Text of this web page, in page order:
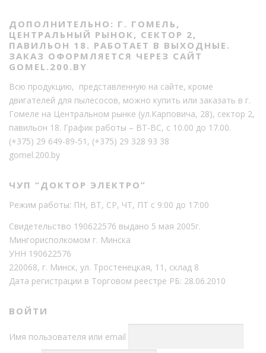
ДОПОЛНИТЕЛЬНО: Г. ГОМЕЛЬ,
ЦЕНТРАЛЬНЫЙ РЫНОК, СЕКТОР 2,
ПАВИЛЬОН 18. РАБОТАЕТ В ВЫХОДНЫЕ.
ЗАКАЗ ОФОРМЛЯЕТСЯ ЧЕРЕЗ САЙТ
GOMEL.200.BY
Всю продукцию, представленную на сайте, кроме
двигателей для пылесосов, можно купить или заказать в г.
Гомеле на Центральном рынке (ул.Карповича, 28), сектор 2,
павильон 18. График работы – ВТ-ВС, с 10.00 до 17.00.
(+375) 29 649-89-51 , (+375) 29 328 93 38
gomel.200.by
ЧУП “ДОКТОР ЭЛЕКТРО”
Режим работы: ПН, ВТ, СР, ЧТ, ПТ с 9:00 до 17:00
Свидетельство 190622576 выдано 5 мая 2005г.
Мингорисполкомом г. Минска
УНН 190622576
220068, г. Минск, ул. Тростенецкая, 11, склад 8
Дата регистрации в Торговом реестре РБ: 28.06.2010
ВОЙТИ
Имя пользователя или email